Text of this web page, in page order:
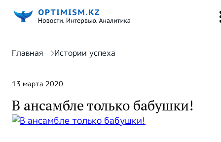
Главная Истории успеха
13 марта 2020
В ансамбле только бабушки!